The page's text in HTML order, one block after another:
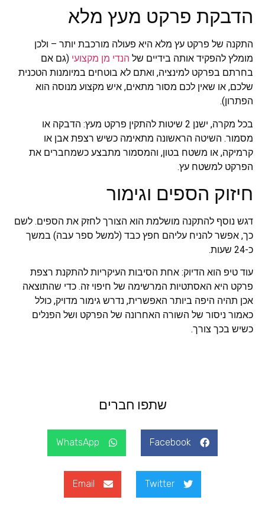
הדבקת פרקט מעץ מלא
התקנה של פרקט עץ מלא היא פעולה מורכבת יותר – ולכן
מומלץ להפקיד אותה בידיים של הנדי מן מקצועי (גם אם
בחרתם בפרקט למינציה, ואתם לא בוטחים במיומנות הטכנית
שלכם, או שאין לכם מסור מתאים, איש מקצוע מנוסה הוא
הפתרון).
בכל מקרה, ישנן 2 שיטות להתקין פרקט מעץ: הדבקה או
מסמור. השיטה הראשונה מתאימה כשיש רצפת אבן או
קרמיקה, או משטח בטון, והמסמור מתבצע כשמחברים את
הפרקט למשטח עץ.
חיזוק הספים וגימור
דגש נוסף להתקנה מושלמת הוא הצורך לחזק את הספים. לשם
כך, אפשר להניח עליהם חפץ כבד (למשל ספר עבה) במשך
כ-24 שעות.
עוד טיפ הוא הדיוק: אחת הסיבות העיקריות להתקנת רצפת
פרקט היא האסתטיות המרשימה של חיפוי זה. כדי שהתוצאה
אכן תהיה היפה ביותר האפשרית, נדרש גימור מדויק, כולל
כאמור ניסור של השורה האחרונה של הפרקט ושל הפנלים
כשיש בכך צורך.
שתפו חברים
Facebook
WhatsApp
Twitter
Email